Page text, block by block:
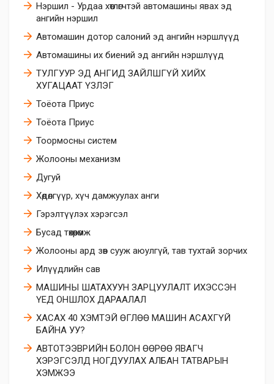
Нэршил - Урдаа хөтлөгчтэй автомашины явах эд
ангийн нэршил
Автомашин дотор салоний эд ангийн нэршлүүд
Автомашины их биений эд ангийн нэршлүүд
ТУЛГУУР ЭД АНГИД ЗАЙЛШГҮЙ ХИЙХ
ХУГАЦААТ ҮЗЛЭГ
Тоёота Приус
Тоёота Приус
Тоормосны систем
Жолооны механизм
Дугуй
​Хөдөлгүүр, хүч дамжуулах анги
​Гэрэлтүүлэх хэрэгсэл
Бусад төхөөрөмж
Жолооны ард зөв сууж аюулгүй, тав тухтай зорчих
Илүүдлийн сав
МАШИНЫ ШАТАХУУН ЗАРЦУУЛАЛТ ИХЭССЭН
ҮЕД ОНШЛОХ ДАРААЛАЛ
ХАСАХ 40 ХЭМТЭЙ ӨГЛӨӨ МАШИН АСАХГҮЙ
БАЙНА УУ?
АВТОТЭЭВРИЙН БОЛОН ӨӨРӨӨ ЯВАГЧ
ХЭРЭГСЭЛД НОГДУУЛАХ АЛБАН ТАТВАРЫН
ХЭМЖЭЭ